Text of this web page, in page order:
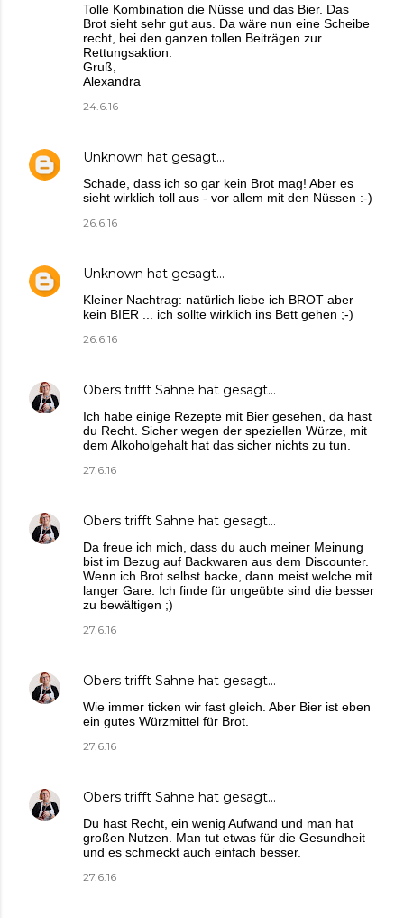
Tolle Kombination die Nüsse und das Bier. Das
Brot sieht sehr gut aus. Da wäre nun eine Scheibe
recht, bei den ganzen tollen Beiträgen zur
Rettungsaktion.
Gruß,
Alexandra
24.6.16
Unknown hat gesagt…
Schade, dass ich so gar kein Brot mag! Aber es
sieht wirklich toll aus - vor allem mit den Nüssen :-)
26.6.16
Unknown hat gesagt…
Kleiner Nachtrag: natürlich liebe ich BROT aber
kein BIER ... ich sollte wirklich ins Bett gehen ;-)
26.6.16
Obers trifft Sahne hat gesagt…
Ich habe einige Rezepte mit Bier gesehen, da hast
du Recht. Sicher wegen der speziellen Würze, mit
dem Alkoholgehalt hat das sicher nichts zu tun.
27.6.16
Obers trifft Sahne hat gesagt…
Da freue ich mich, dass du auch meiner Meinung
bist im Bezug auf Backwaren aus dem Discounter.
Wenn ich Brot selbst backe, dann meist welche mit
langer Gare. Ich finde für ungeübte sind die besser
zu bewältigen ;)
27.6.16
Obers trifft Sahne hat gesagt…
Wie immer ticken wir fast gleich. Aber Bier ist eben
ein gutes Würzmittel für Brot.
27.6.16
Obers trifft Sahne hat gesagt…
Du hast Recht, ein wenig Aufwand und man hat
großen Nutzen. Man tut etwas für die Gesundheit
und es schmeckt auch einfach besser.
27.6.16